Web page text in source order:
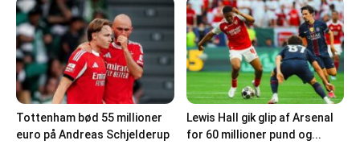
Tottenham bød 55 millioner
euro på Andreas Schjelderup
Lewis Hall gik glip af Arsenal
for 60 millioner pund og...